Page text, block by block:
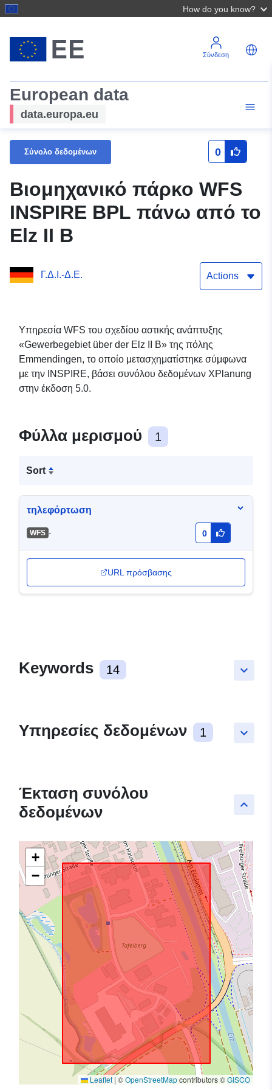
How do you know?
Σύνδεση
European data
data.europa.eu
Σύνολο δεδομένων 0
Βιομηχανικό πάρκο WFS
INSPIRE BPL πάνω από το
Elz II B
Γ.Δ.Ι.-Δ.Ε. Actions
Υπηρεσία WFS του σχεδίου αστικής ανάπτυξης
«Gewerbegebiet über der Elz II B» της πόλης
Emmendingen, το οποίο μετασχηματίστηκε σύμφωνα
με την INSPIRE, βάσει συνόλου δεδομένων XPlanung
στην έκδοση 5.0.
Φύλλα μερισμού 1
Sort
τηλεφόρτωση
WFS - 0
URL πρόσβασης
keyboard_arrow_down
Keywords 14
keyboard_arrow_down
Υπηρεσίες δεδομένων 1
keyboard_arrow_up
Έκταση συνόλου
δεδομένων
+
−
Leaflet |©OpenStreetMapcontributors ©GISCO